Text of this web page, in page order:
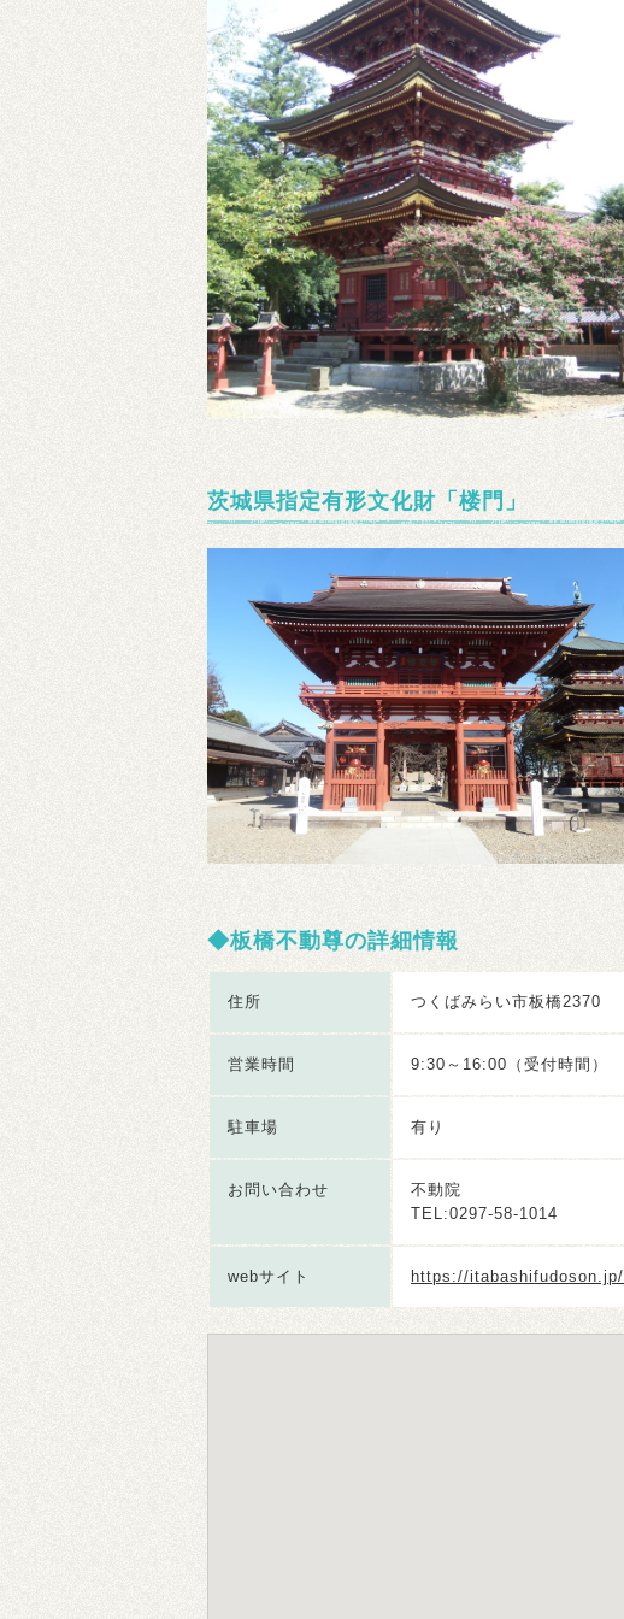
茨城県指定有形文化財「楼門」
板橋不動尊の詳細情報
住所 つくばみらい市板橋2370
営業時間 9:30～16:00（受付時間）
駐車場 有り
お問い合わせ
不動院
TEL:0297-58-1014
webサイト https://itabashifudoson.jp/